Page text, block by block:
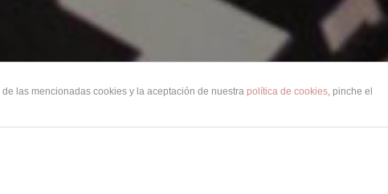
las mencionadas cookies y la aceptación de nuestra política de cookies, pinche el